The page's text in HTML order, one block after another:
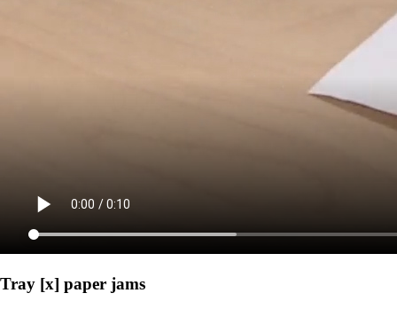
Tray [x] paper jams